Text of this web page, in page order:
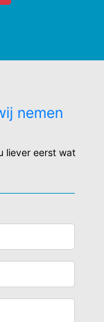
nemen
liever eerst wat